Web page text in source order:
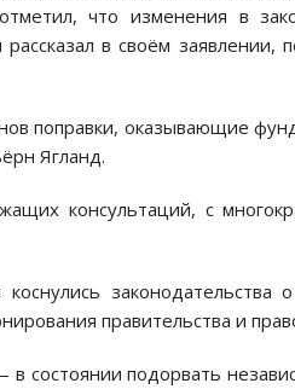
что изменения в
в своём заявлении,
поправки, оказывающие
Ягланд.
консультаций, с
законодательства
правительства и
состоянии подорвать